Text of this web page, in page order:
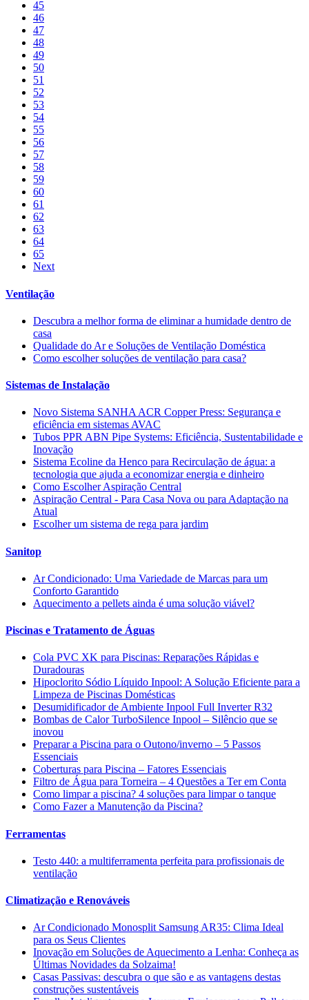
45
46
47
48
49
50
51
52
53
54
55
56
57
58
59
60
61
62
63
64
65
Next
Ventilação
Descubra a melhor forma de eliminar a humidade dentro de
casa
Qualidade do Ar e Soluções de Ventilação Doméstica
Como escolher soluções de ventilação para casa?
Sistemas de Instalação
Novo Sistema SANHA ACR Copper Press: Segurança e
eficiência em sistemas AVAC
Tubos PPR ABN Pipe Systems: Eficiência, Sustentabilidade e
Inovação
Sistema Ecoline da Henco para Recirculação de água: a
tecnologia que ajuda a economizar energia e dinheiro
Como Escolher Aspiração Central
Aspiração Central - Para Casa Nova ou para Adaptação na
Atual
Escolher um sistema de rega para jardim
Sanitop
Ar Condicionado: Uma Variedade de Marcas para um
Conforto Garantido
Aquecimento a pellets ainda é uma solução viável?
Piscinas e Tratamento de Águas
Cola PVC XK para Piscinas: Reparações Rápidas e
Duradouras
Hipoclorito Sódio Líquido Inpool: A Solução Eficiente para a
Limpeza de Piscinas Domésticas
Desumidificador de Ambiente Inpool Full Inverter R32
Bombas de Calor TurboSilence Inpool – Silêncio que se
inovou
Preparar a Piscina para o Outono/inverno – 5 Passos
Essenciais
Coberturas para Piscina – Fatores Essenciais
Filtro de Água para Torneira – 4 Questões a Ter em Conta
Como limpar a piscina? 4 soluções para limpar o tanque
Como Fazer a Manutenção da Piscina?
Ferramentas
Testo 440: a multiferramenta perfeita para profissionais de
ventilação
Climatização e Renováveis
Ar Condicionado Monosplit Samsung AR35: Clima Ideal
para os Seus Clientes
Inovação em Soluções de Aquecimento a Lenha: Conheça as
Últimas Novidades da Solzaima!
Casas Passivas: descubra o que são e as vantagens destas
construções sustentáveis